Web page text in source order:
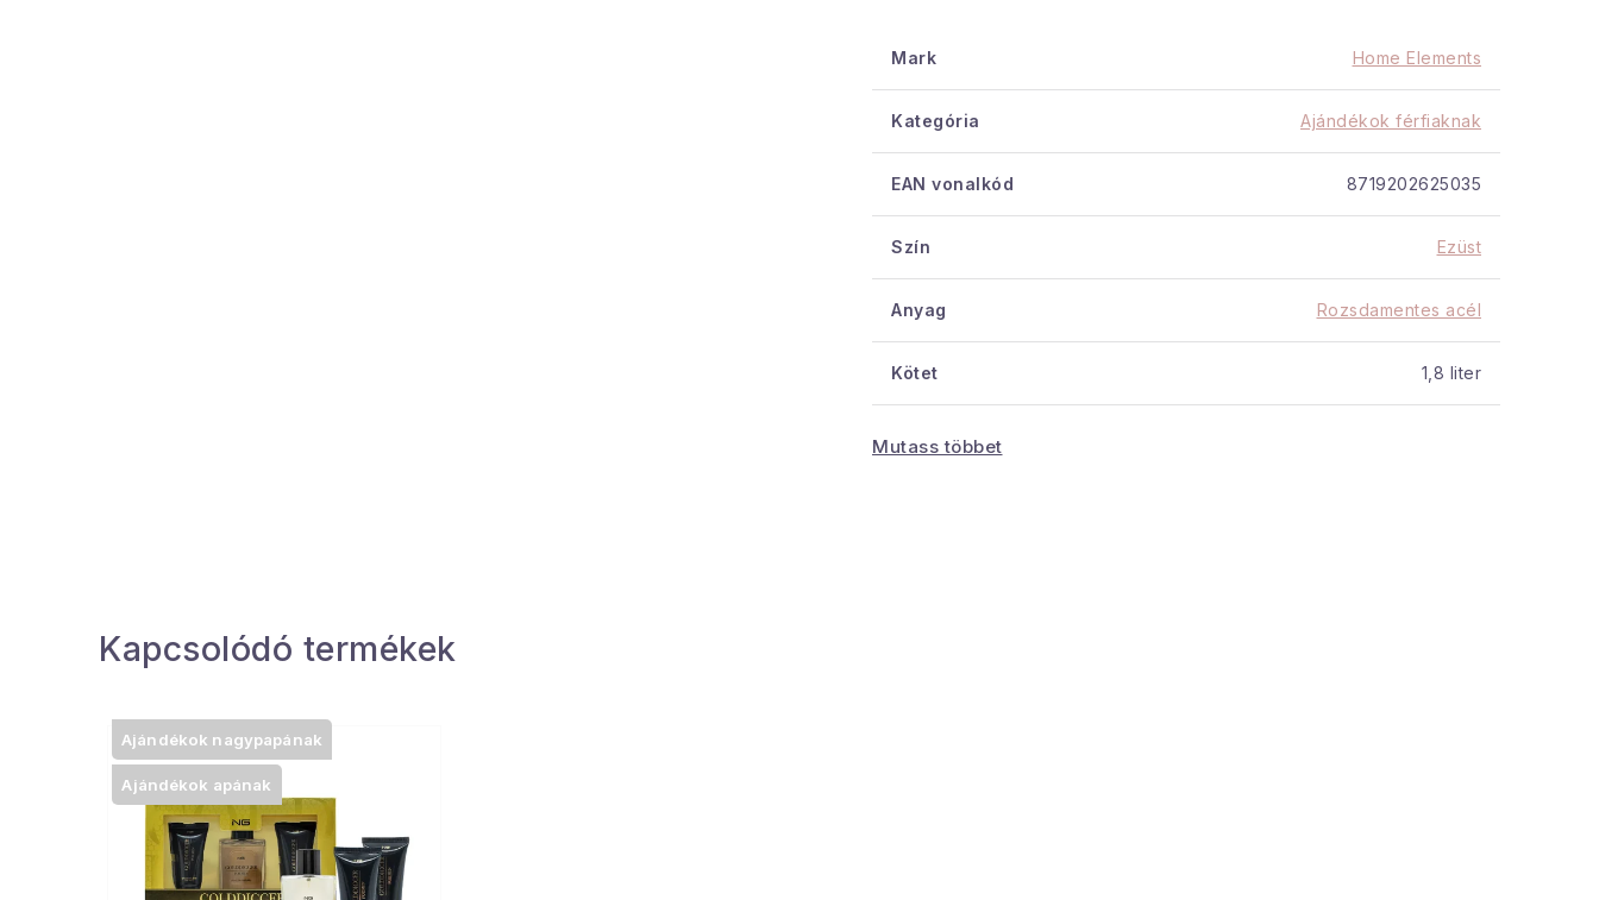
Méretek:
űrtartalom 1800 ml
Mark Home Elements
Kategória Ajándékok férfiaknak
EAN vonalkód 8719202625035
Szín Ezüst
Anyag Rozsdamentes acél
Kötet 1,8 liter
Mutass többet
Kapcsolódó termékek
Ajándékok nagypapának
Ajándékok apának